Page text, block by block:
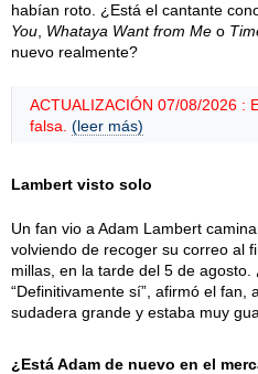
habían roto. ¿Está el cantante
You Whataya Want from Me o
nuevo realmente?
ACTUALIZACIÓN 07/08/2026 :
falsa. (leer más)
Lambert visto solo
Un fan vio a Adam Lambert
volviendo de recoger su correo al
millas, en la tarde del 5 de agosto.
“Definitivamente sí”, afirmó el fan,
sudadera grande y estaba muy
¿Está Adam de nuevo en el